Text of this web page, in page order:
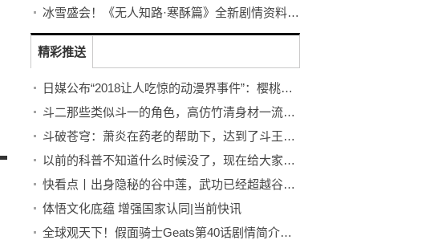
冰雪盛会！《无人知路·寒酥篇》全新剧情资料片发布！ARG解谜游戏
精彩推送
日媒公布“2018让人吃惊的动漫界事件”：樱桃子逝世关注度第一！
斗二那些类似斗一的角色，高仿竹清身材一流，最像小舞的不是女主
斗破苍穹：萧炎在药老的帮助下，达到了斗王巅峰，三上云岚宗！|全球微头条
以前的科普不知道什么时候没了，现在给大家发一下
快看点丨出身隐秘的谷中莲，武功已经超越谷之华，只因她启动开挂功力猛增
体悟文化底蕴 增强国家认同|当前快讯
全球观天下！假面骑士Geats第40话剧情简介，道长无意中让沙罗退场，运营开始和支持方合作